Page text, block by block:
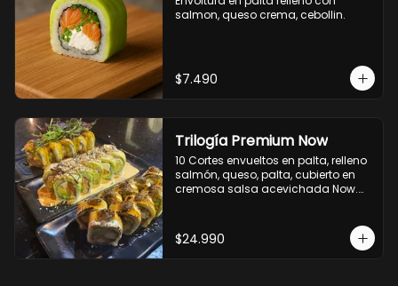
salmon, queso crema, cebollin.
$7.490
Trilogía Premium Now
10 Cortes envueltos en palta, relleno
salmón, queso, palta, cubierto en
cremosa salsa acevichada Now.
palta, cubierto con topping de
chimichurri de la casa flambeado.
$24.990